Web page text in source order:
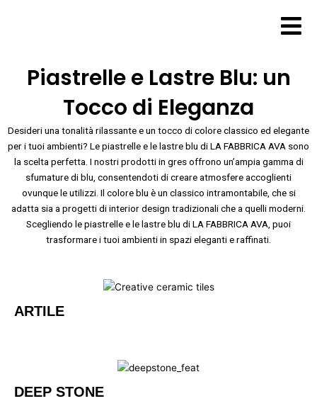
Piastrelle e Lastre Blu: un
Tocco di Eleganza
Desideri una tonalità rilassante e un tocco di colore classico ed elegante
per i tuoi ambienti? Le piastrelle e le lastre blu di LA FABBRICA AVA sono
la scelta perfetta. I nostri prodotti in gres offrono un’ampia gamma di
sfumature di blu, consentendoti di creare atmosfere accoglienti
ovunque le utilizzi. Il colore blu è un classico intramontabile, che si
adatta sia a progetti di interior design tradizionali che a quelli moderni.
Scegliendo le piastrelle e le lastre blu di LA FABBRICA AVA, puoi
trasformare i tuoi ambienti in spazi eleganti e raffinati.
ARTILE
DEEP STONE